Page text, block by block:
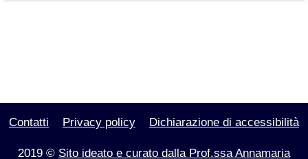
Contatti Privacy policy Dichiarazione di accessibilità
2019 © Sito ideato e curato dalla Prof.ssa Annamaria